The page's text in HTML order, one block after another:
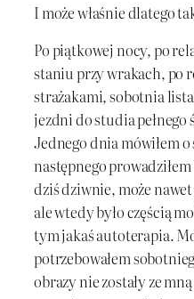
I może właśnie dlatego
Po piątkowej nocy, po
staniu przy wrakach, po
strażakami, sobotnia
jezdni do studia pełnego
Jednego dnia mówiłem
następnego
dziś dziwnie, może
ale wtedy było częścią
tym jakaś autoterapia.
potrzebowałem
obrazy nie zostały ze